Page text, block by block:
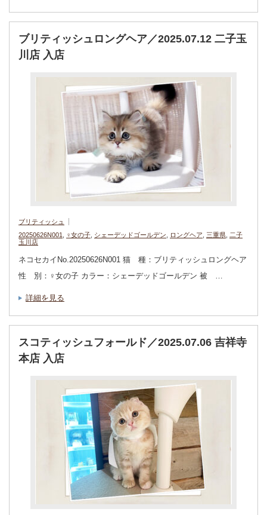
ブリティッシュロングヘア／2025.07.12 二子玉
川店 入店
ブリティッシュ
20250626N001
♀女の子 シェーデッドゴールデン ロングヘア 三重県 二子
玉川店
ネコセカイNo.20250626N001 猫 種：ブリティッシュロングヘア
性 別：♀女の子 カラー：シェーデッドゴールデン 被 …
詳細を見る
スコティッシュフォールド／2025.07.06 吉祥寺
本店 入店